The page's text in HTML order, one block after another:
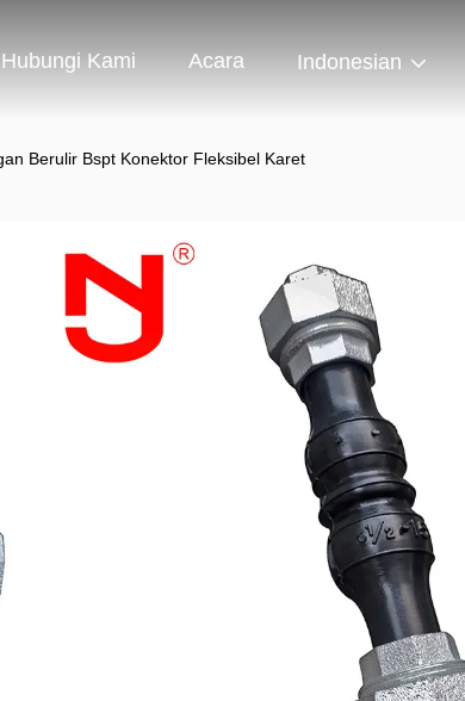
Hubungi Kami Acara Indonesian
Berulir Bspt Konektor Fleksibel Karet